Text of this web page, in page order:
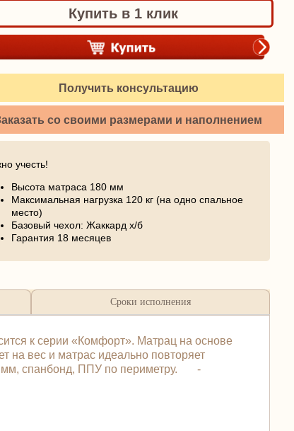
Купить в 1 клик
Получить консультацию
со своими размерами и наполнением
учесть!
Высота матраса 180 мм
Максимальная нагрузка 120 кг (на одно спальное
место)
Базовый чехол: Жаккард х/б
Гарантия 18 месяцев
Сроки исполнения
к серии «Комфорт». Матрац на основе
на вес и матрас идеально повторяет
мм, спанбонд, ППУ по периметру. -